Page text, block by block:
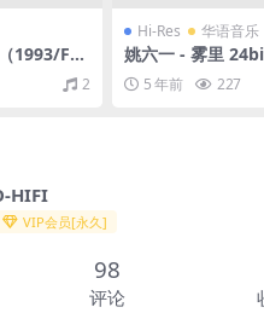
1993/FL
2
Hi-Res 华语音乐
姚六一 - 雾里
（Hi-Res/Flac/
5 年前 227
HIFI
VIP会员[永久]
98
评论